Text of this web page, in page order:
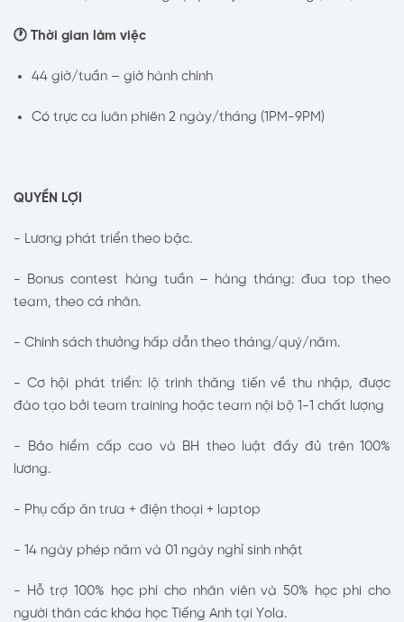
🕐 Thời gian làm việc
44 giờ/tuần – giờ hành chính
Có trực ca luân phiên 2 ngày/tháng (1PM-9PM)
QUYỀN LỢI
- Lương phát triển theo bậc.
- Bonus contest hàng tuần – hàng tháng: đua top theo
team, theo cá nhân.
- Chính sách thưởng hấp dẫn theo tháng/quý/năm.
- Cơ hội phát triển: lộ trình thăng tiến về thu nhập, được
đào tạo bởi team training hoặc team nội bộ 1-1 chất lượng
- Bảo hiểm cấp cao và BH theo luật đầy đủ trên 100%
lương.
- Phụ cấp ăn trưa + điện thoại + laptop
- 14 ngày phép năm và 01 ngày nghỉ sinh nhật
- Hỗ trợ 100% học phí cho nhân viên và 50% học phi cho
người thân các khóa học Tiếng Anh tại Yola.